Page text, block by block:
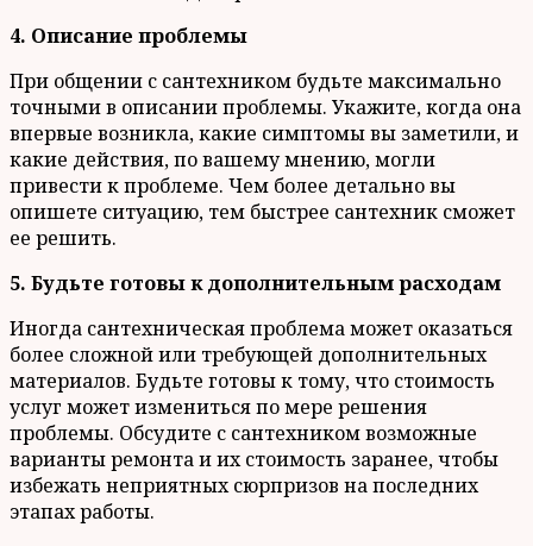
4. Описание проблемы
При общении с сантехником будьте максимально
точными в описании проблемы. Укажите, когда она
впервые возникла, какие симптомы вы заметили, и
какие действия, по вашему мнению, могли
привести к проблеме. Чем более детально вы
опишете ситуацию, тем быстрее сантехник сможет
ее решить.
5. Будьте готовы к дополнительным расходам
Иногда сантехническая проблема может оказаться
более сложной или требующей дополнительных
материалов. Будьте готовы к тому, что стоимость
услуг может измениться по мере решения
проблемы. Обсудите с сантехником возможные
варианты ремонта и их стоимость заранее, чтобы
избежать неприятных сюрпризов на последних
этапах работы.